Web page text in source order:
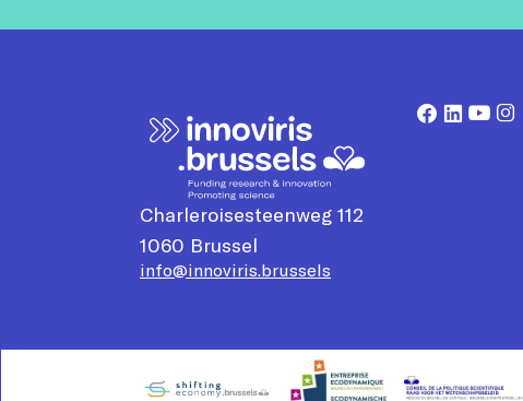
Charleroisesteenweg 112
1060 Brussel
info@innoviris.brussels